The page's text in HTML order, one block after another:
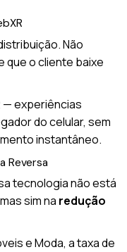
Não
que o cliente baixe
— experiências
do celular, sem
instantâneo.
Reversa
tecnologia não está
sim na redução
e Moda, a taxa de